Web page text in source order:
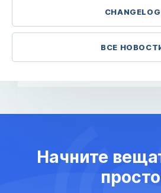
CHANGELOG
ВСЕ
Начните